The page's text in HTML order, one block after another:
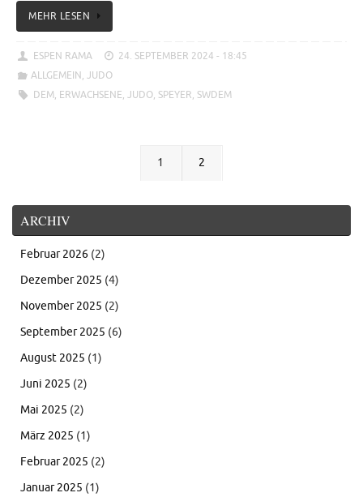
MEHR LESEN
ESPEN RAMA
24. SEPTEMBER 2024 - 18:45
ALLGEMEIN, JUDO
DEM, ERWACHSENE, JUDO, SPEYER, SWDEM
1 2
ARCHIV
Februar 2026 (2)
Dezember 2025 (4)
November 2025 (2)
September 2025 (6)
August 2025 (1)
Juni 2025 (2)
Mai 2025 (2)
März 2025 (1)
Februar 2025 (2)
Januar 2025 (1)